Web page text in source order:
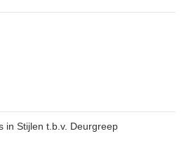
in Stijlen t.b.v. Deurgreep